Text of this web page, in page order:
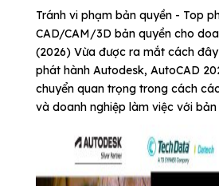
Tránh vi phạm bản quyền - Top
CAD/CAM/3D bản quyền cho
(2026) Vừa được ra mắt cách
phát hành Autodesk, AutoCAD
chuyển quan trọng trong cách
và doanh nghiệp làm việc với bản